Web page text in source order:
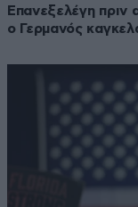
Επανεξελέγη πριν
ο Γερμανός